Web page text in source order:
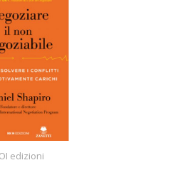
edizioni